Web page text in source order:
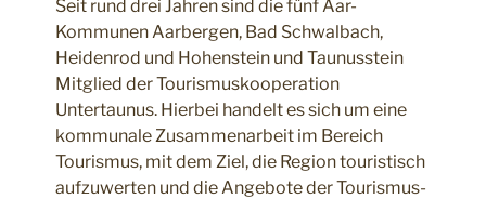
Seit rund drei Jahren sind die fünf Aar-
Kommunen Aarbergen, Bad Schwalbach,
Heidenrod und Hohenstein und Taunusstein
Mitglied der Tourismuskooperation
Untertaunus. Hierbei handelt es sich um eine
kommunale Zusammenarbeit im Bereich
Tourismus, mit dem Ziel, die Region touristisch
aufzuwerten und die Angebote der Tourismus-